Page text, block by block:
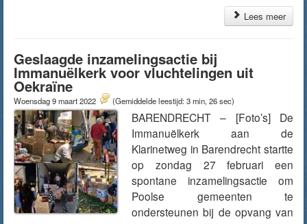
Lees meer
Geslaagde inzamelingsactie bij
Immanuëlkerk voor vluchtelingen uit
Oekraïne
Woensdag 9 maart 2022 (Gemiddelde leestijd: 3 min, 26 sec)
BARENDRECHT – [Foto’s] De
Immanuëlkerk aan de
Klarinetweg in Barendrecht startte
op zondag 27 februari een
spontane inzamelingsactie om
Poolse gemeenten te
ondersteunen bij de opvang van